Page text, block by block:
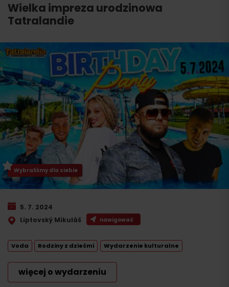
Wielka impreza urodzinowa
Tatralandie
Wybraliśmy dla ciebie
5. 7. 2024
Liptovský Mikuláš
nawigować
Voda Rodziny z dziećmi Wydarzenie kulturalne
więcej o wydarzeniu